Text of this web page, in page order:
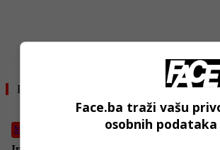
Pročitajte još
Magazin
Face.ba traži vašu
osobnih podataka